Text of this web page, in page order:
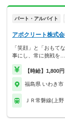
パート・アルバイト
アポクリート株式
「笑顔」と「おもて
事にし、常に挑戦を…
【時給】1,800
福島県 いわき市
ＪＲ常磐線(上